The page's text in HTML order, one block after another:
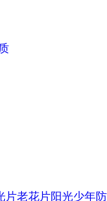
片老花片阳光少年